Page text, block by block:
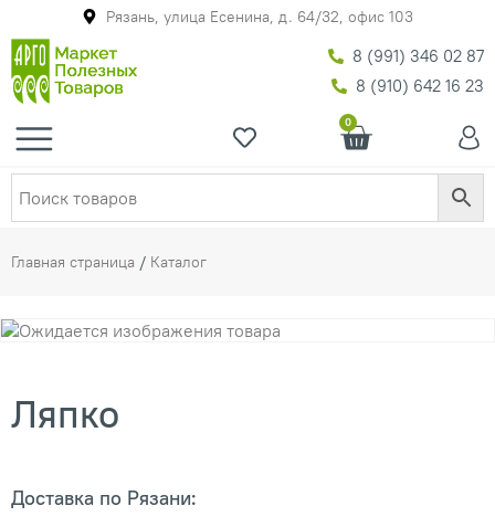
Рязань, улица Есенина, д. 64/32, офис 103
8 (991) 346 02 87
8 (910) 642 16 23
0
Главная страница / Каталог
Ляпко
Доставка по Рязани: